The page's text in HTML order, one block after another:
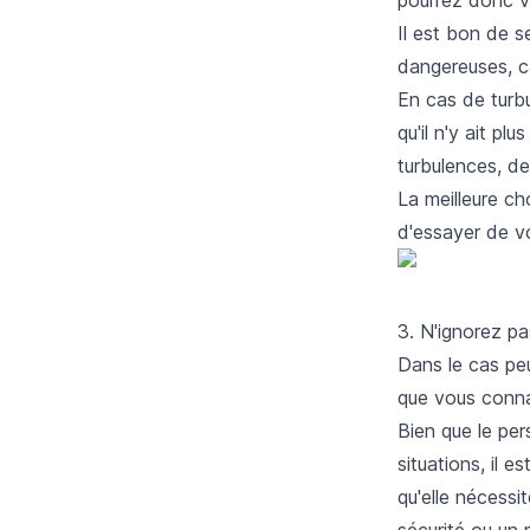
Il est bon de
dangereuses,
En cas de
qu'il n'y ait
turbulences,
La meilleure
d'essayer de
3. N'ignorez
Dans le cas
que vous
Bien que le
situations, il
qu'elle